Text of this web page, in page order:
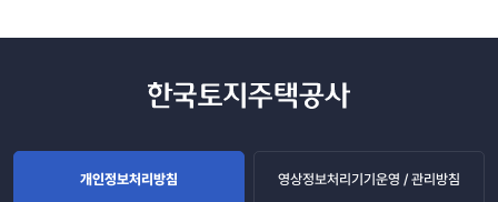
개인정보처리방침 영상정보처리기기운영 / 관리방침